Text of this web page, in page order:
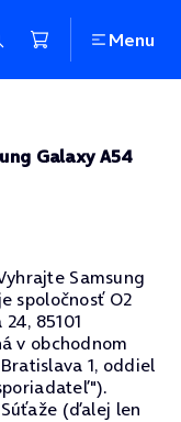
Menu
Galaxy A54
Samsung
spoločnosť O2
85101
v obchodnom
1, oddiel
(ďalej len